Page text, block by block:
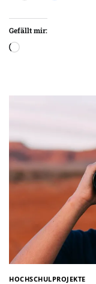
Gefällt mir:
Wird
HOCHSCHULPROJEKTE